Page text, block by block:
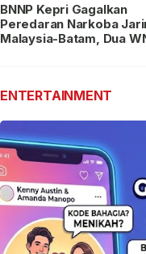
BNNP Kepri Gagalkan
Peredaran Narkoba
Malaysia-Batam, Dua
ENTERTAINMENT